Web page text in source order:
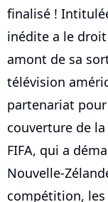
finalisé !
inédite a le
amont de sa
télévision
partenariat
couverture de
FIFA, qui a
Nouvelle-
compétition,